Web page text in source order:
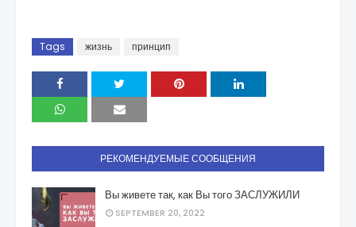
Tags жизнь принцип
РЕКОМЕНДУЕМЫЕ СООБЩЕНИЯ
Вы живете так, как Вы того ЗАСЛУЖИЛИ
SEPTEMBER 20, 2022